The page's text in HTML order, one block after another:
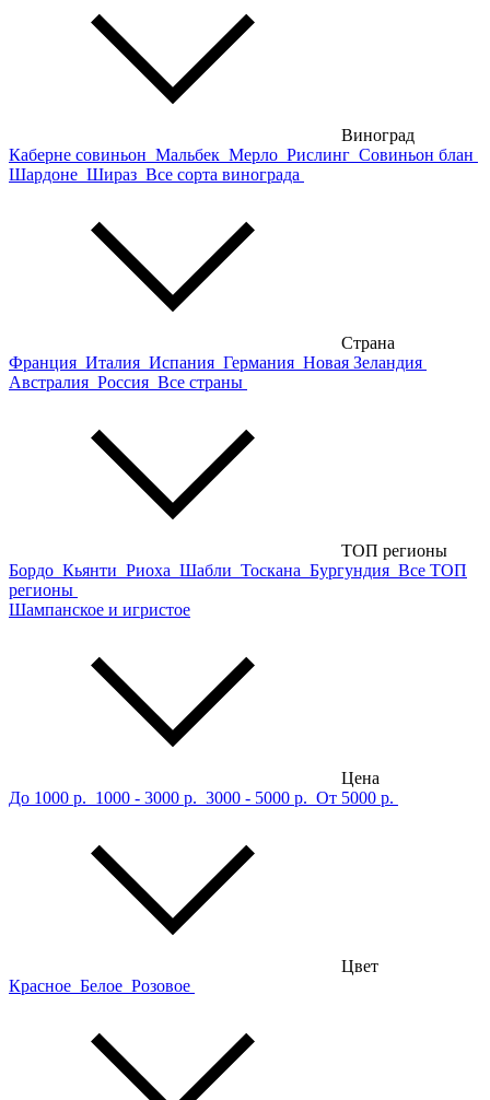
Виноград
Каберне совиньон Мальбек Мерло Рислинг Совиньон блан
Шардоне Шираз Все сорта винограда
Страна
Франция Италия Испания Германия Новая Зеландия
Австралия Россия Все страны
ТОП регионы
Бордо Кьянти Риоха Шабли Тоскана Бургундия Все ТОП
регионы
Шампанское и игристое
Цена
До 1000 р. 1000 - 3000 р. 3000 - 5000 р. От 5000 р.
Цвет
Красное Белое Розовое